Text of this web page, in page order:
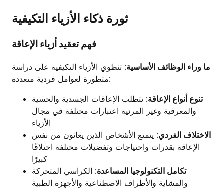
ثورة ذكاء الأزياء التكيفية
فهم تعقيد أزياء الإعاقة
ما وراء الوظائف الأساسية: تنطوي الأزياء التكيفية على دراسة
متطورة لعوامل فردية متعددة:
تنوع أنواع الإعاقة: تتطلب الإعاقات الجسدية والحسية
والمعرفية وغير المرئية اعتبارات مختلفة في مجال
الأزياء
الاختلاف الفردي: يتمتع الأشخاص الذين يعانون من نفس
الإعاقة بقدرات واحتياجات وتفضيلات مختلفة اختلافًا
كبيرًا
تكامل التكنولوجيا المساعدة: الكراسي المتحركة
والمشاية والأطراف الاصطناعية والأجهزة الطبية